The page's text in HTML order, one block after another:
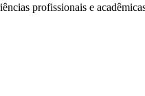
profissionais e